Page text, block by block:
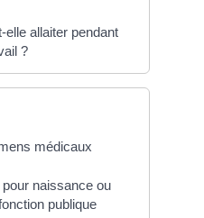
elle allaiter pendant
?
médicaux
naissance ou
publique